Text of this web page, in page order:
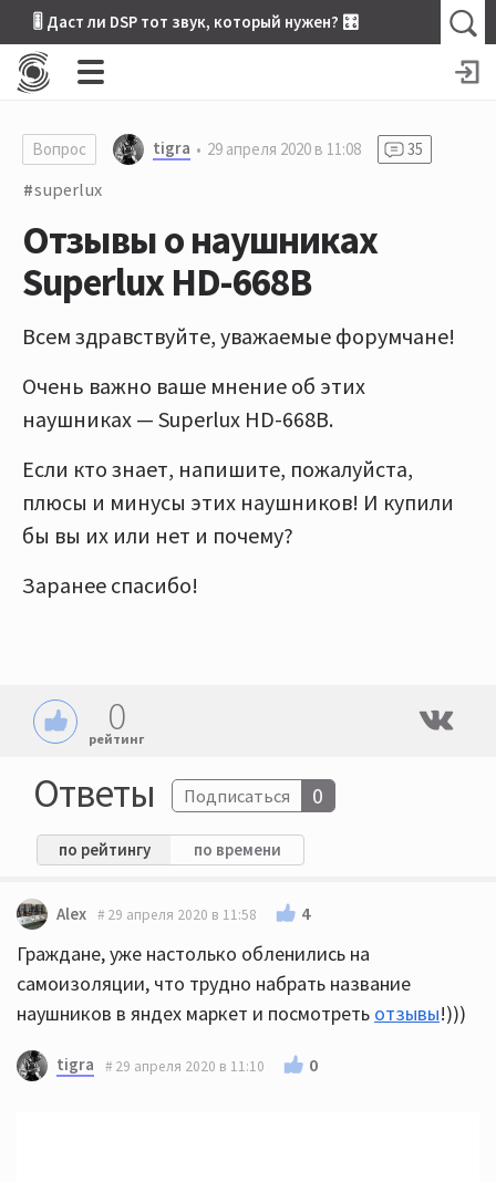
🎚 Даст ли DSP тот звук, который нужен? 🎛
Вопрос tigra 29 апреля 2020 в 11:08 35
superlux
Отзывы о наушниках
Superlux HD-668B
Всем здравствуйте, уважаемые форумчане!
Очень важно ваше мнение об этих
наушниках — Superlux HD-668B.
Если кто знает, напишите, пожалуйста,
плюсы и минусы этих наушников! И купили
бы вы их или нет и почему?
Заранее спасибо!
0
рейтинг
Ответы Подписаться 0
по рейтингу по времени
Alex 29 апреля 2020 в 11:58 4
Граждане, уже настолько обленились на
самоизоляции, что трудно набрать название
наушников в яндех маркет и посмотреть отзывы!)))
tigra 29 апреля 2020 в 11:10 0